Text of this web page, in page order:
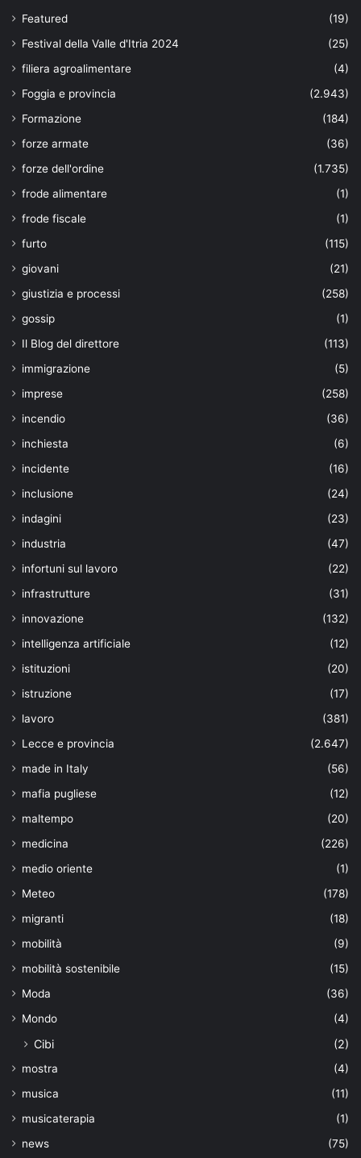
Featured
(19)
Festival della Valle d'Itria 2024
(25)
filiera agroalimentare
(4)
Foggia e provincia
(2.943)
Formazione
(184)
forze armate
(36)
forze dell'ordine
(1.735)
frode alimentare
(1)
frode fiscale
(1)
furto
(115)
giovani
(21)
giustizia e processi
(258)
gossip
(1)
Il Blog del direttore
(113)
immigrazione
(5)
imprese
(258)
incendio
(36)
inchiesta
(6)
incidente
(16)
inclusione
(24)
indagini
(23)
industria
(47)
infortuni sul lavoro
(22)
infrastrutture
(31)
innovazione
(132)
intelligenza artificiale
(12)
istituzioni
(20)
istruzione
(17)
lavoro
(381)
Lecce e provincia
(2.647)
made in Italy
(56)
mafia pugliese
(12)
maltempo
(20)
medicina
(226)
medio oriente
(1)
Meteo
(178)
migranti
(18)
mobilità
(9)
mobilità sostenibile
(15)
Moda
(36)
Mondo
(4)
Cibi (2)
mostra
(4)
musica
(11)
musicaterapia
(1)
news
(75)